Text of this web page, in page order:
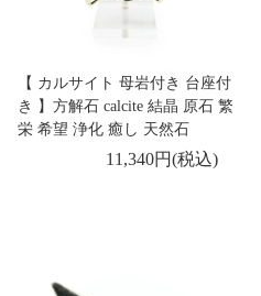
【 カルサイト 母岩付き 台座付
き 】方解石 calcite 結晶 原石 繁
栄 希望 浄化 癒し 天然石
11,340円(税込)